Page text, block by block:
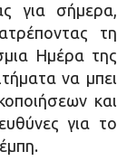
για σήμερα,
τη
Ημέρα της
να μπει
και
για το